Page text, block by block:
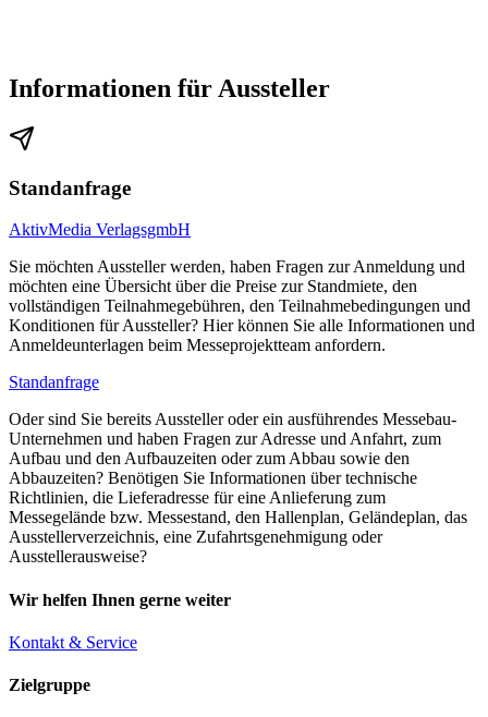
Informationen für Aussteller
Standanfrage
AktivMedia VerlagsgmbH
Sie möchten Aussteller werden, haben Fragen zur Anmeldung und
möchten eine Übersicht über die Preise zur Standmiete, den
vollständigen Teilnahmegebühren, den Teilnahmebedingungen und
Konditionen für Aussteller? Hier können Sie alle Informationen und
Anmeldeunterlagen beim Messeprojektteam anfordern.
Standanfrage
Oder sind Sie bereits Aussteller oder ein ausführendes Messebau-
Unternehmen und haben Fragen zur Adresse und Anfahrt, zum
Aufbau und den Aufbauzeiten oder zum Abbau sowie den
Abbauzeiten? Benötigen Sie Informationen über technische
Richtlinien, die Lieferadresse für eine Anlieferung zum
Messegelände bzw. Messestand, den Hallenplan, Geländeplan, das
Ausstellerverzeichnis, eine Zufahrtsgenehmigung oder
Ausstellerausweise?
Wir helfen Ihnen gerne weiter
Kontakt & Service
Zielgruppe